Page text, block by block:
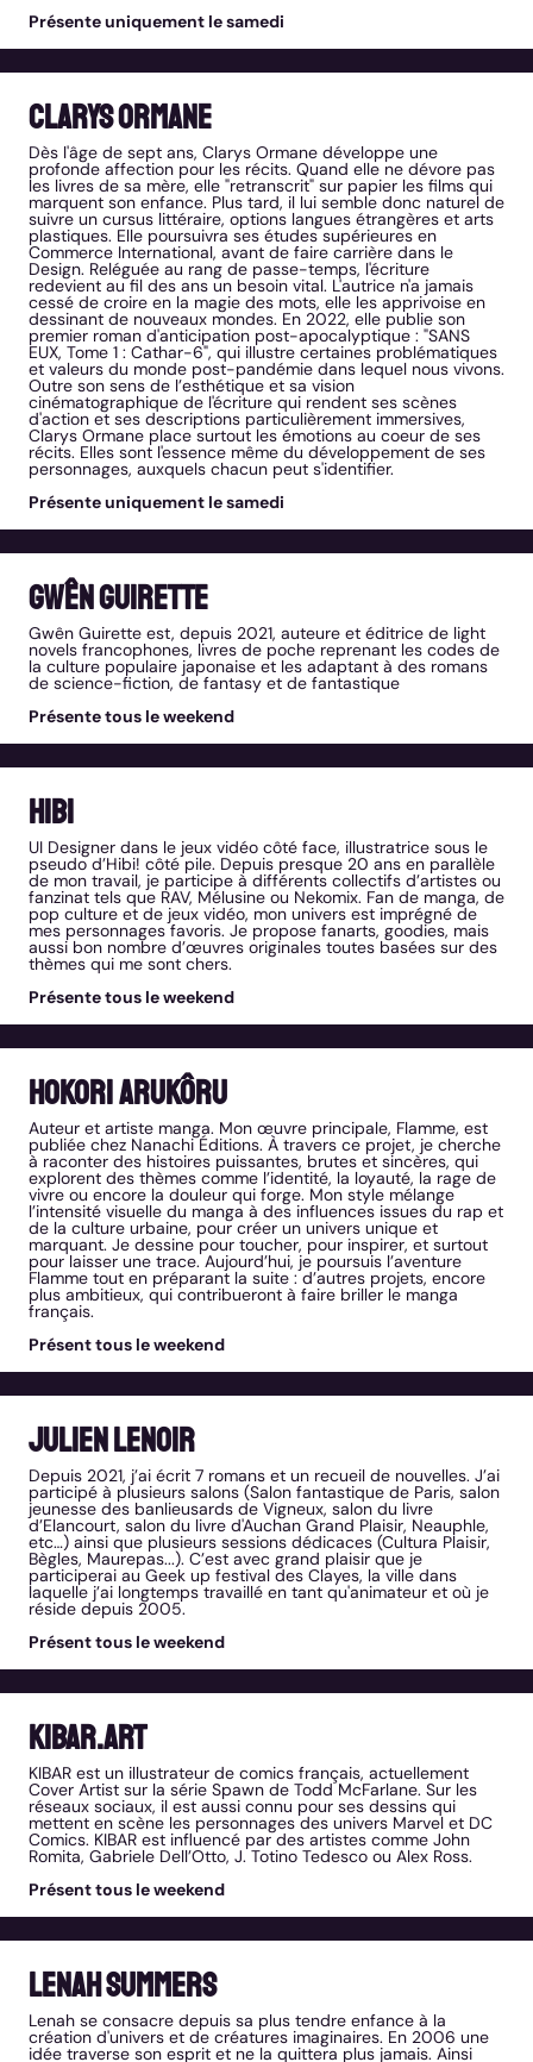
Présente uniquement le samedi
Clarys Ormane
Dès l'âge de sept ans, Clarys Ormane développe une
profonde affection pour les récits. Quand elle ne dévore pas
les livres de sa mère, elle "retranscrit" sur papier les films qui
marquent son enfance. Plus tard, il lui semble donc naturel de
suivre un cursus littéraire, options langues étrangères et arts
plastiques. Elle poursuivra ses études supérieures en
Commerce International, avant de faire carrière dans le
Design. Reléguée au rang de passe-temps, l'écriture
redevient au fil des ans un besoin vital. L'autrice n'a jamais
cessé de croire en la magie des mots, elle les apprivoise en
dessinant de nouveaux mondes. En 2022, elle publie son
premier roman d'anticipation post-apocalyptique : "SANS
EUX, Tome 1 : Cathar-6", qui illustre certaines problématiques
et valeurs du monde post-pandémie dans lequel nous vivons.
Outre son sens de l’esthétique et sa vision
cinématographique de l'écriture qui rendent ses scènes
d'action et ses descriptions particulièrement immersives,
Clarys Ormane place surtout les émotions au coeur de ses
récits. Elles sont l'essence même du développement de ses
personnages, auxquels chacun peut s'identifier.
Présente uniquement le samedi
Gwên Guirette
Gwên Guirette est, depuis 2021, auteure et éditrice de light
novels francophones, livres de poche reprenant les codes de
la culture populaire japonaise et les adaptant à des romans
de science-fiction, de fantasy et de fantastique
Présente tous le weekend
hibi
UI Designer dans le jeux vidéo côté face, illustratrice sous le
pseudo d’Hibi! côté pile. Depuis presque 20 ans en parallèle
de mon travail, je participe à différents collectifs d’artistes ou
fanzinat tels que RAV, Mélusine ou Nekomix. Fan de manga, de
pop culture et de jeux vidéo, mon univers est imprégné de
mes personnages favoris. Je propose fanarts, goodies, mais
aussi bon nombre d’œuvres originales toutes basées sur des
thèmes qui me sont chers.
Présente tous le weekend
Hokori Arukôru
Auteur et artiste manga. Mon œuvre principale, Flamme, est
publiée chez Nanachi Éditions. À travers ce projet, je cherche
à raconter des histoires puissantes, brutes et sincères, qui
explorent des thèmes comme l’identité, la loyauté, la rage de
vivre ou encore la douleur qui forge. Mon style mélange
l’intensité visuelle du manga à des influences issues du rap et
de la culture urbaine, pour créer un univers unique et
marquant. Je dessine pour toucher, pour inspirer, et surtout
pour laisser une trace. Aujourd’hui, je poursuis l’aventure
Flamme tout en préparant la suite : d’autres projets, encore
plus ambitieux, qui contribueront à faire briller le manga
français.
Présent tous le weekend
Julien Lenoir
Depuis 2021, j’ai écrit 7 romans et un recueil de nouvelles. J’ai
participé à plusieurs salons (Salon fantastique de Paris, salon
jeunesse des banlieusards de Vigneux, salon du livre
d’Elancourt, salon du livre d'Auchan Grand Plaisir, Neauphle,
etc…) ainsi que plusieurs sessions dédicaces (Cultura Plaisir,
Bègles, Maurepas...). C’est avec grand plaisir que je
participerai au Geek up festival des Clayes, la ville dans
laquelle j’ai longtemps travaillé en tant qu'animateur et où je
réside depuis 2005.
Présent tous le weekend
Kibar.art
KIBAR est un illustrateur de comics français, actuellement
Cover Artist sur la série Spawn de Todd McFarlane. Sur les
réseaux sociaux, il est aussi connu pour ses dessins qui
mettent en scène les personnages des univers Marvel et DC
Comics. KIBAR est influencé par des artistes comme John
Romita, Gabriele Dell’Otto, J. Totino Tedesco ou Alex Ross.
Présent tous le weekend
Lenah Summers
Lenah se consacre depuis sa plus tendre enfance à la
création d'univers et de créatures imaginaires. En 2006 une
idée traverse son esprit et ne la quittera plus jamais. Ainsi